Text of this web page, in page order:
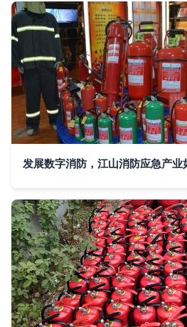
发展数字消防，江山消防应急产业